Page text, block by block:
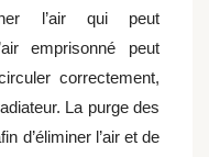
l’air qui peut
emprisonné peut
correctement,
La purge des
d’éliminer l’air et de